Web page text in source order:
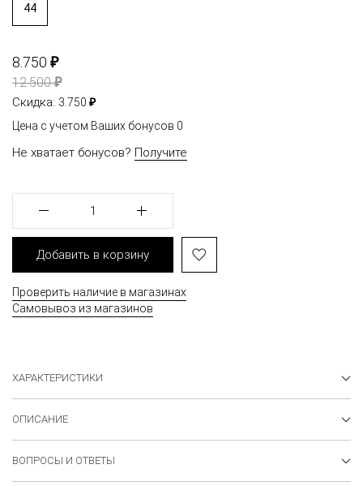
44
8.750 ₽
12.500₽
Скидка: 3.750 ₽
Цена с учетом Ваших бонусов 0
Не хватает бонусов? Получите
1
Добавить в корзину
Проверить наличие в магазинах
Самовывоз из магазинов
ХАРАКТЕРИСТИКИ
ОПИСАНИЕ
ВОПРОСЫ И ОТВЕТЫ